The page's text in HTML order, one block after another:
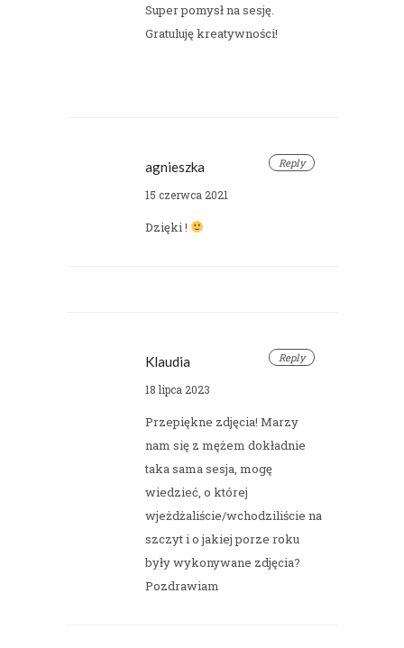
Super pomysł na sesję.
Gratuluję kreatywności!
Reply
agnieszka
15 czerwca 2021
Dzięki !
Reply
Klaudia
18 lipca 2023
Przepiękne zdjęcia! Marzy
nam się z mężem dokładnie
taka sama sesja, mogę
wiedzieć, o której
wjeżdżaliście/wchodziliście na
szczyt i o jakiej porze roku
były wykonywane zdjęcia?
Pozdrawiam